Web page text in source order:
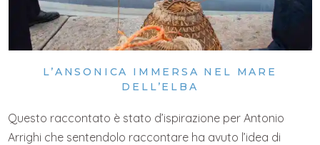
L’ANSONICA IMMERSA NEL MARE
DELL’ELBA
Questo raccontato è stato d’ispirazione per Antonio
Arrighi che sentendolo raccontare ha avuto l’idea di